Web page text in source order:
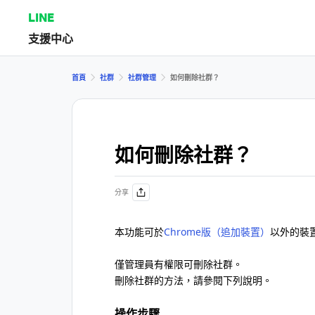
LINE
支援中心
首頁 社群 社群管理 如何刪除社群？
如何刪除社群？
分享
本功能可於Chrome版（追加裝置） 以外的裝
僅管理員有權限可刪除社群。
刪除社群的方法，請參閱下列說明。